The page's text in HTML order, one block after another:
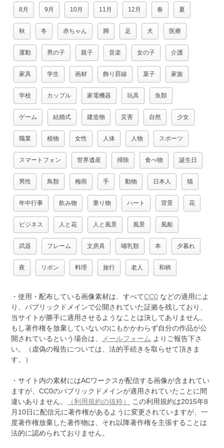
8月 9月 10月 11月 12月 春 夏
秋 冬 赤ちゃん 脚 足 犬 医療
運動 男の子 親子 音楽 女の子 介護
家具 学生 画材 飾り罫線 菓子 家族
学校 カップル 家電機器 玩具 魚類
ゲーム 結婚式 建造物 災害 自然 少女
職業 植物 女性 人体 人物 スポーツ
スマートフォン 世界遺産 掃除 食べ物 誕生日
男性 鳥類 梅雨 手 動物 日本人 猫
年中行事 飲み物 乗り物 ハート 背景 花
ビジネス 人と花 人と風景 風景 風船
武器 フレーム 文房具 哺乳類 本 夕暮れ
夜 リボン 料理 旅行 老人 和柄
・使用・配布している画像素材は、すべてCC0 などの適用によ
り、パブリックドメインで公開されていた証拠を残しており、
当サイトが勝手に適用させるようなことは決してありません。
もし著作権を放棄していないのにもかかわらず自分の作品が公
開されているという場合は、
メールフォーム よりご報告下さ
い。（虚偽の報告については、法的手続きを取らせて頂きま
す。）
・サイト内の素材にはACワークスが配信する画像が含まれてい
ますが、CC0のパブリックドメインが適用されていたことに間
違いありません。
（利用規約の抜粋）
この利用規約は2015年8
月10日に配信元に著作権があるように変更されていますが、一
度著作権放棄した著作物は、それ以降著作権を主張することは
法的に認められておりません。